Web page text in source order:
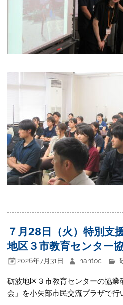
７月28日（火）特別支
地区３市教育センター
2026年7月31日 nantoc
砺波地区３市教育センターの協
会」を小矢部市民交流プラザで行